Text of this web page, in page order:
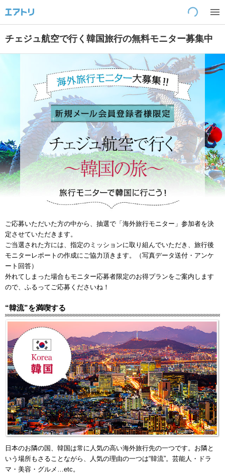
読込中です...
チェジュ航空で行く韓国旅行の無料モニター募集中
ご応募いただいた方の中から、抽選で「海外旅行モニター」参加者を決
定させていただきます。
ご当選された方には、指定のミッションに取り組んでいただき、旅行後
モニターレポートの作成にご協力頂きます。（写真データ送付・アンケ
ート回答）
外れてしまった場合もモニター応募者限定のお得プランをご案内します
ので、ふるってご応募くださいね！
“韓流”を満喫する
日本のお隣の国、韓国は常に人気の高い海外旅行先の一つです。お隣と
いう場所もさることながら、人気の理由の一つは“韓流”。芸能人・ドラ
マ・美容・グルメ…etc。